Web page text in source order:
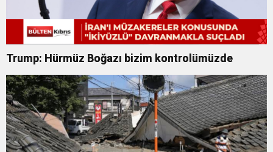
Trump: Hürmüz Boğazı bizim kontrolümüzde